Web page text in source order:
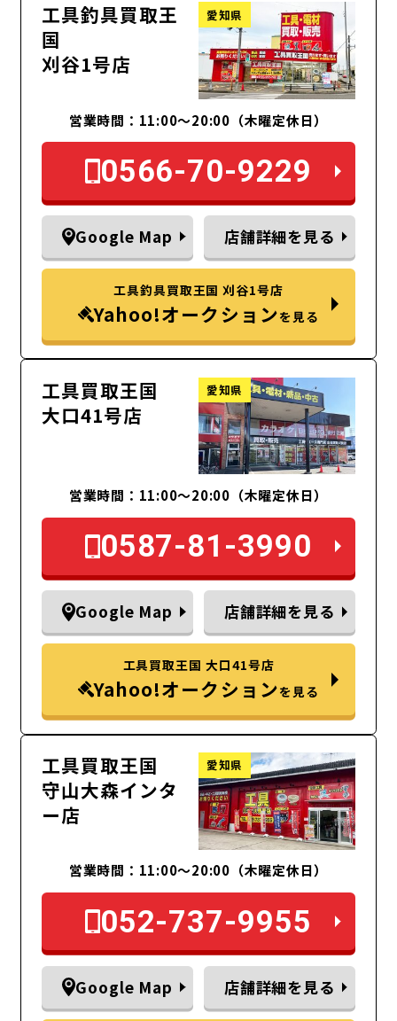
工具釣具買取王
国
刈谷1号店
愛知県
営業時間：11:00～20:00（木曜定休日）
0566-70-9229
Google Map 店舗詳細を見る
工具釣具買取王国 刈谷1号店
Yahoo!オークションを見る
工具買取王国
大口41号店
愛知県
営業時間：11:00～20:00（木曜定休日）
0587-81-3990
Google Map 店舗詳細を見る
工具買取王国 大口41号店
Yahoo!オークションを見る
工具買取王国
守山大森インタ
ー店
愛知県
営業時間：11:00～20:00（木曜定休日）
052-737-9955
Google Map 店舗詳細を見る